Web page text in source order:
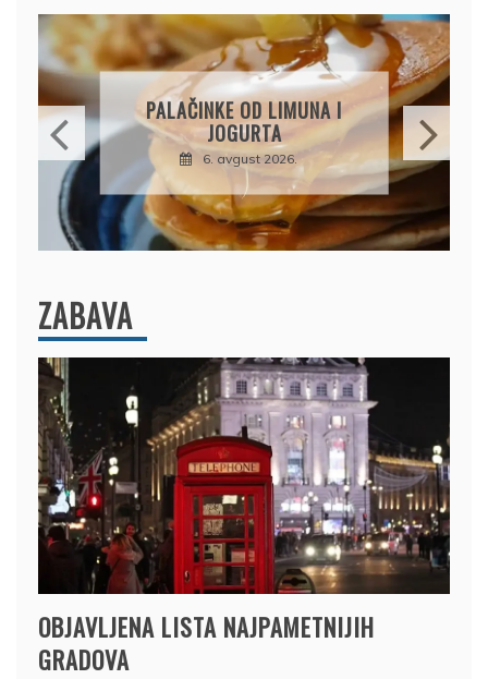
BRZI KOLAČ BEZ PEČENJA:
PIŠKOTE, MALINE I
ČOKOLADA U SAVRŠENOJ
KOMBINACIJI
ZABAVA
OBJAVLJENA LISTA NAJPAMETNIJIH
GRADOVA